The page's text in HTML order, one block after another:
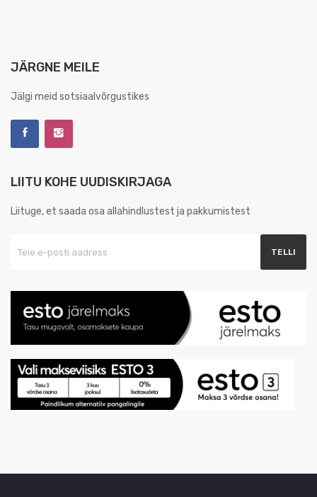
JÄRGNE MEILE
Jälgi meid sotsiaalvõrgustikes
LIITU KOHE UUDISKIRJAGA
Liituge, et saada osa allahindlustest ja pakkumistest